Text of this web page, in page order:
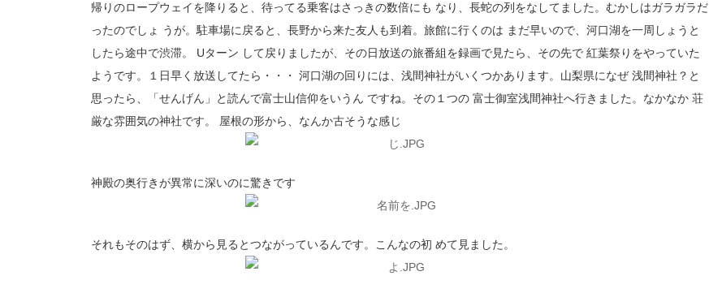
帰りのロープウェイを降りると、待ってる乗客はさっきの数倍にも なり、長蛇の列をなしてました。むかしはガラガラだ
ったのでしょ うが。駐車場に戻ると、長野から来た友人も到着。旅館に行くのは まだ早いので、河口湖を一周しょうと
したら途中で渋滞。 Uターン して戻りましたが、その日放送の旅番組を録画で見たら、その先で 紅葉祭りをやっていた
ようです。１日早く放送してたら・・・ 河口湖の回りには、浅間神社がいくつかあります。山梨県になぜ 浅間神社？と
思ったら、「せんげん」と読んで富士山信仰をいうん ですね。その１つの 富士御室浅間神社へ行きました。なかなか 荘
厳な雰囲気の神社です。 屋根の形から、なんか古そうな感じ
神殿の奥行きが異常に深いのに驚きです
それもそのはず、横から見るとつながっているんです。こんなの初 めて見ました。